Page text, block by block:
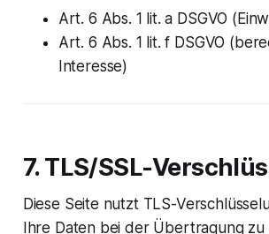
Art. 6 Abs. 1 lit. a DSGVO
Art. 6 Abs. 1 lit. f DSGVO
Interesse)
7. TLS/SSL-
Diese Seite nutzt TLS-
Ihre Daten bei der Übertragung zu